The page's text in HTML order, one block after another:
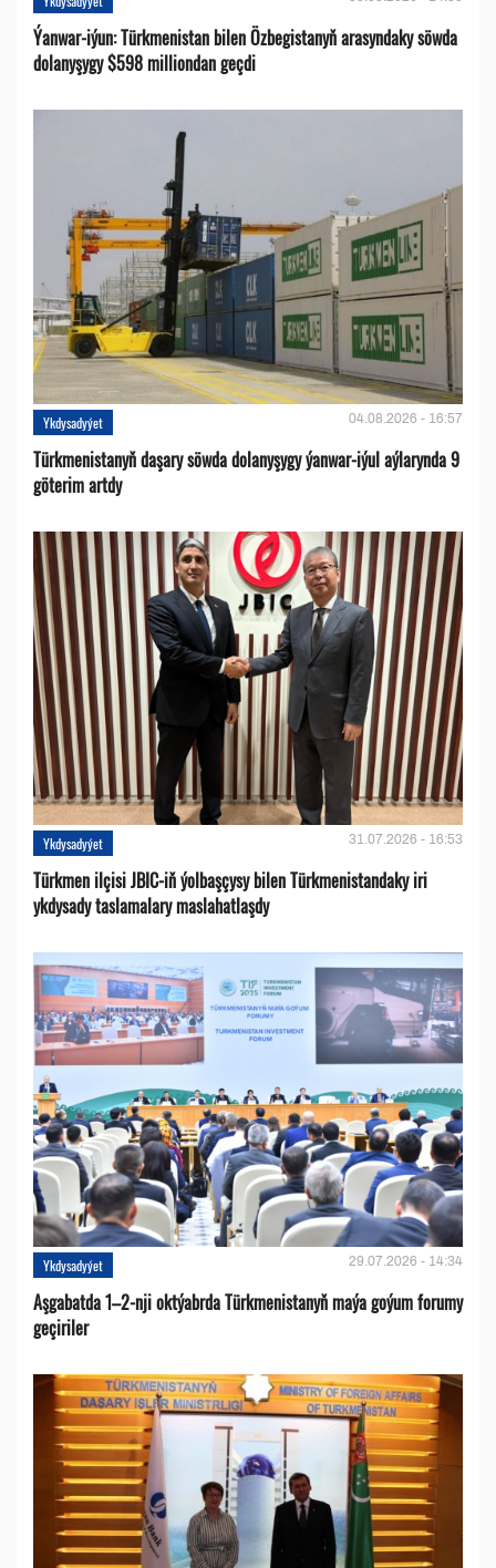
Ýanwar-iýun: Türkmenistan bilen Özbegistanyň arasyndaky söwda
dolanyşygy $598 milliondan geçdi
Ykdysadyýet 04.08.2026 - 16:57
Türkmenistanyň daşary söwda dolanyşygy ýanwar-iýul aýlarynda 9
göterim artdy
Ykdysadyýet 31.07.2026 - 16:53
Türkmen ilçisi JBIC-iň ýolbaşçysy bilen Türkmenistandaky iri
ykdysady taslamalary maslahatlaşdy
Ykdysadyýet 29.07.2026 - 14:34
Aşgabatda 1–2-nji oktýabrda Türkmenistanyň maýa goýum forumy
geçiriler